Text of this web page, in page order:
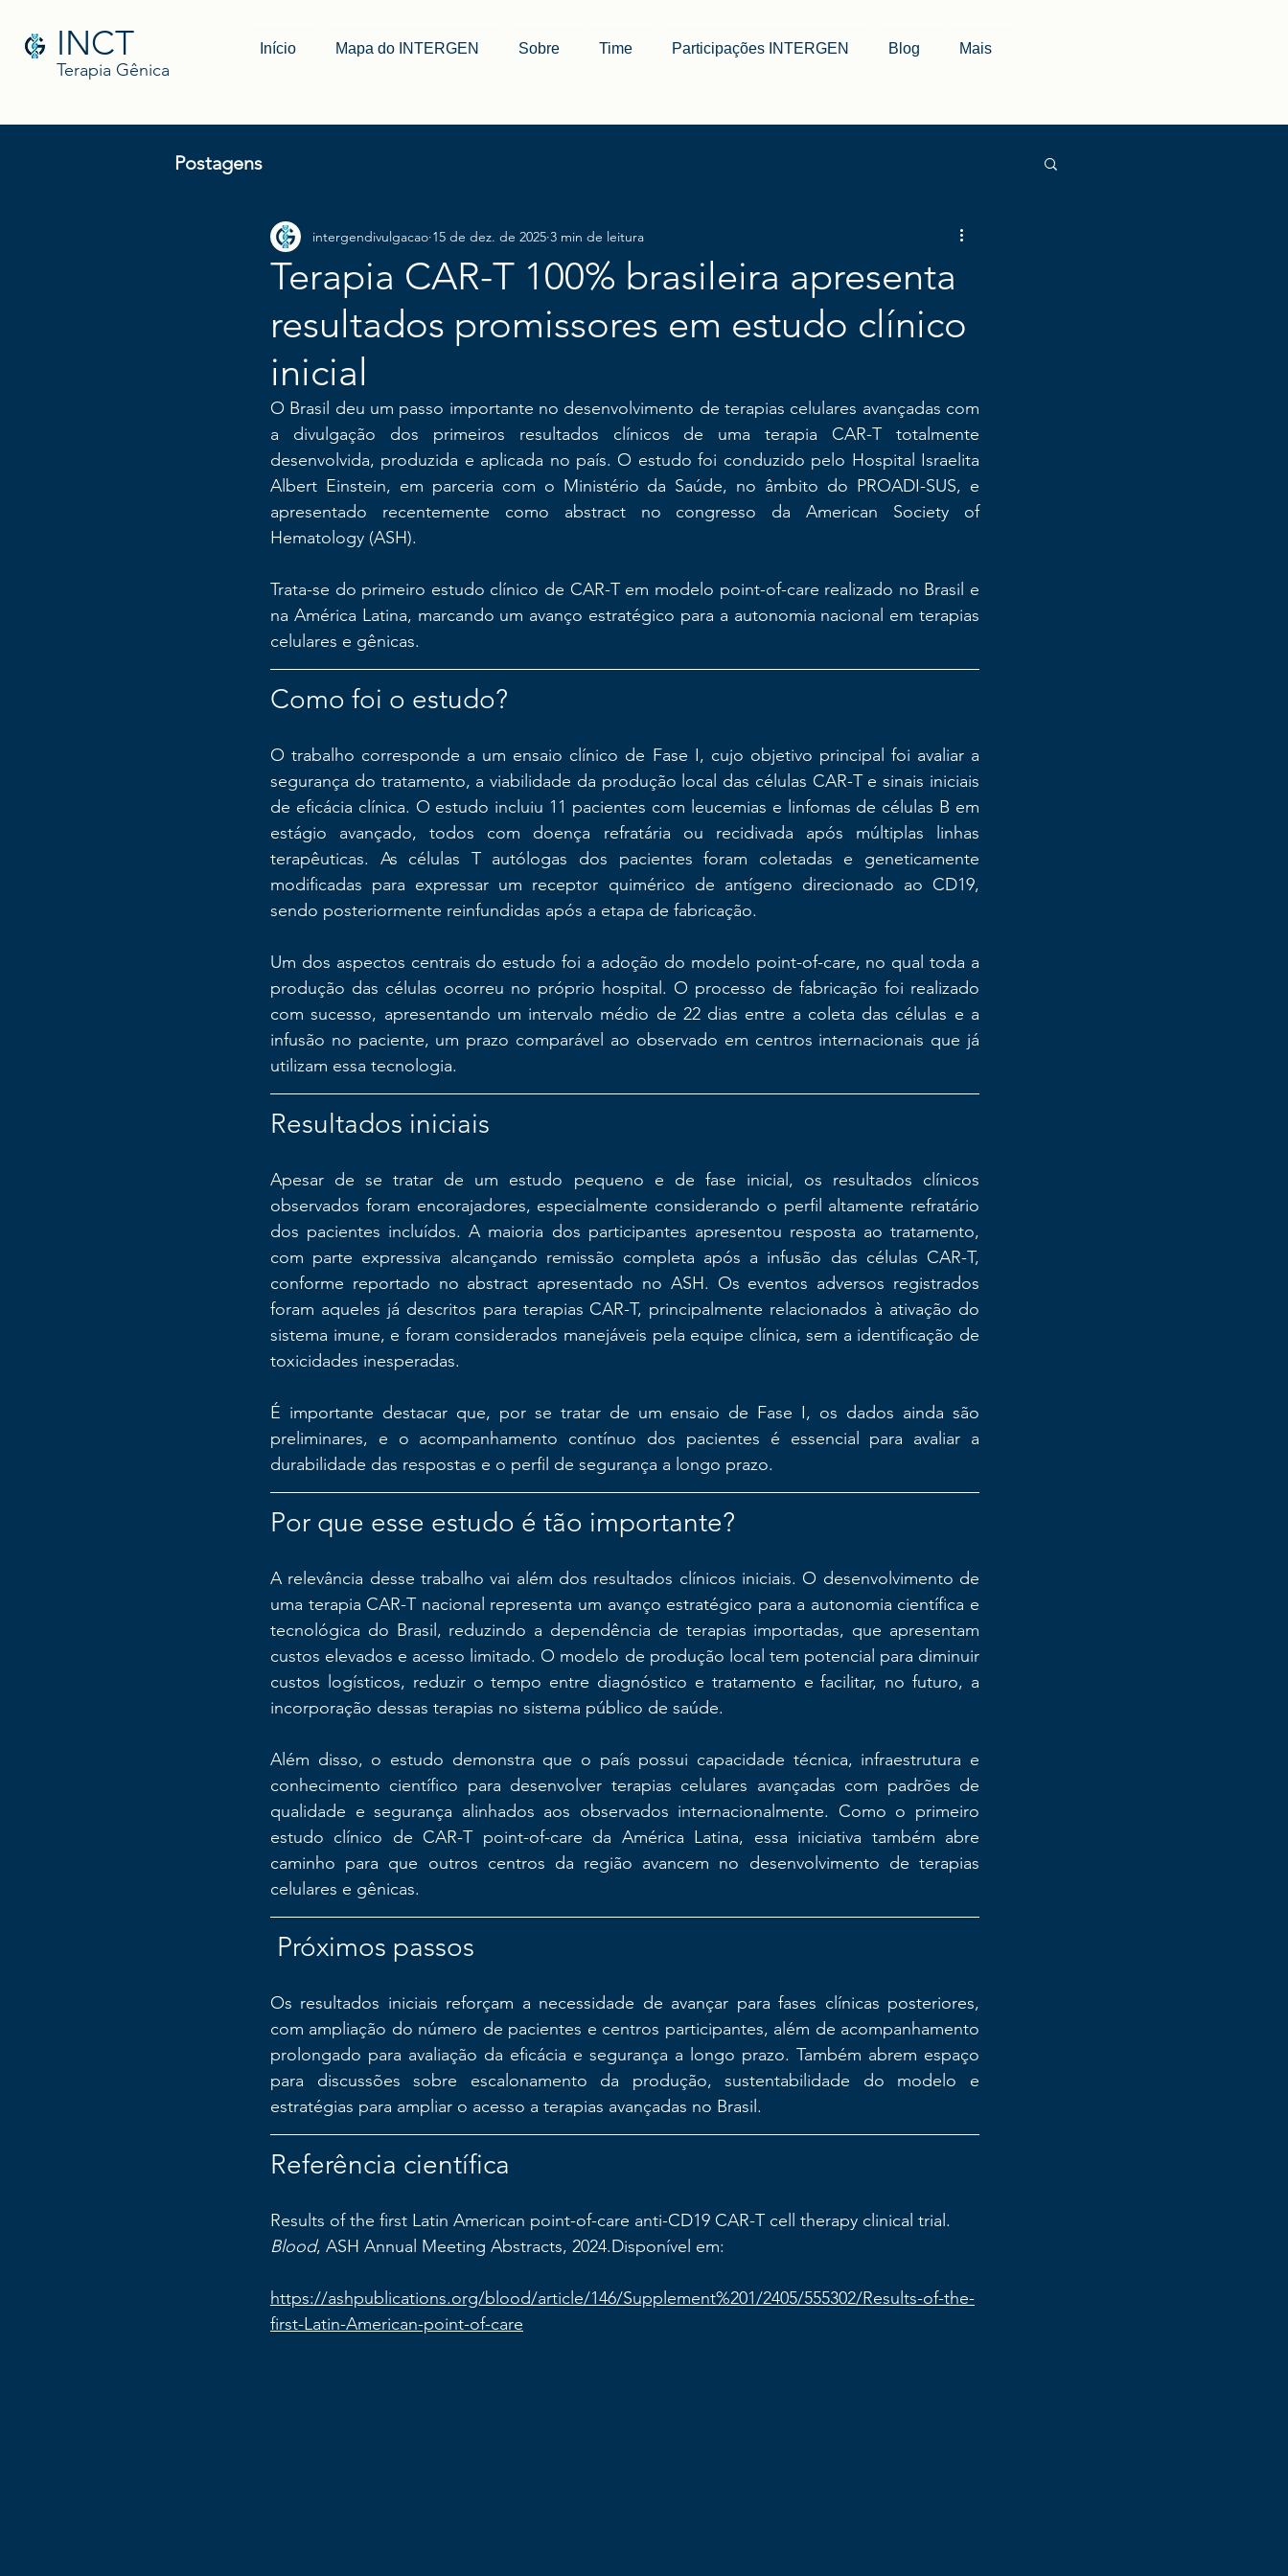
INCT
Terapia Gênica
Início Mapa do INTERGEN Sobre Time Participações INTERGEN Blog Mais
Postagens
Terapia CAR-T 100% brasileira apresenta
resultados promissores em estudo clínico
inicial
intergendivulgacao 15 de dez. de 2025 3 min de leitura
O Brasil deu um passo importante no desenvolvimento de terapias celulares avançadas com
a divulgação dos primeiros resultados clínicos de uma terapia CAR-T totalmente
desenvolvida, produzida e aplicada no país. O estudo foi conduzido pelo Hospital Israelita
Albert Einstein, em parceria com o Ministério da Saúde, no âmbito do PROADI-SUS, e
apresentado recentemente como abstract no congresso da American Society of
Hematology (ASH).
Trata-se do primeiro estudo clínico de CAR-T em modelo point-of-care realizado no Brasil e
na América Latina, marcando um avanço estratégico para a autonomia nacional em terapias
celulares e gênicas.
Como foi o estudo?
O trabalho corresponde a um ensaio clínico de Fase I, cujo objetivo principal foi avaliar a
segurança do tratamento, a viabilidade da produção local das células CAR-T e sinais iniciais
de eficácia clínica. O estudo incluiu 11 pacientes com leucemias e linfomas de células B em
estágio avançado, todos com doença refratária ou recidivada após múltiplas linhas
terapêuticas. As células T autólogas dos pacientes foram coletadas e geneticamente
modificadas para expressar um receptor quimérico de antígeno direcionado ao CD19,
sendo posteriormente reinfundidas após a etapa de fabricação.
Um dos aspectos centrais do estudo foi a adoção do modelo point-of-care, no qual toda a
produção das células ocorreu no próprio hospital. O processo de fabricação foi realizado
com sucesso, apresentando um intervalo médio de 22 dias entre a coleta das células e a
infusão no paciente, um prazo comparável ao observado em centros internacionais que já
utilizam essa tecnologia.
Resultados iniciais
Apesar de se tratar de um estudo pequeno e de fase inicial, os resultados clínicos
observados foram encorajadores, especialmente considerando o perfil altamente refratário
dos pacientes incluídos. A maioria dos participantes apresentou resposta ao tratamento,
com parte expressiva alcançando remissão completa após a infusão das células CAR-T,
conforme reportado no abstract apresentado no ASH. Os eventos adversos registrados
foram aqueles já descritos para terapias CAR-T, principalmente relacionados à ativação do
sistema imune, e foram considerados manejáveis pela equipe clínica, sem a identificação de
toxicidades inesperadas.
É importante destacar que, por se tratar de um ensaio de Fase I, os dados ainda são
preliminares, e o acompanhamento contínuo dos pacientes é essencial para avaliar a
durabilidade das respostas e o perfil de segurança a longo prazo.
Por que esse estudo é tão importante?
A relevância desse trabalho vai além dos resultados clínicos iniciais. O desenvolvimento de
uma terapia CAR-T nacional representa um avanço estratégico para a autonomia científica e
tecnológica do Brasil, reduzindo a dependência de terapias importadas, que apresentam
custos elevados e acesso limitado. O modelo de produção local tem potencial para diminuir
custos logísticos, reduzir o tempo entre diagnóstico e tratamento e facilitar, no futuro, a
incorporação dessas terapias no sistema público de saúde.
Além disso, o estudo demonstra que o país possui capacidade técnica, infraestrutura e
conhecimento científico para desenvolver terapias celulares avançadas com padrões de
qualidade e segurança alinhados aos observados internacionalmente. Como o primeiro
estudo clínico de CAR-T point-of-care da América Latina, essa iniciativa também abre
caminho para que outros centros da região avancem no desenvolvimento de terapias
celulares e gênicas.
Próximos passos
Os resultados iniciais reforçam a necessidade de avançar para fases clínicas posteriores,
com ampliação do número de pacientes e centros participantes, além de acompanhamento
prolongado para avaliação da eficácia e segurança a longo prazo. Também abrem espaço
para discussões sobre escalonamento da produção, sustentabilidade do modelo e
estratégias para ampliar o acesso a terapias avançadas no Brasil.
Referência científica
Results of the first Latin American point-of-care anti-CD19 CAR-T cell therapy clinical trial.
Blood, ASH Annual Meeting Abstracts, 2024.Disponível em:
https://ashpublications.org/blood/article/146/Supplement%201/2405/555302/Results-of-the-
first-Latin-American-point-of-care